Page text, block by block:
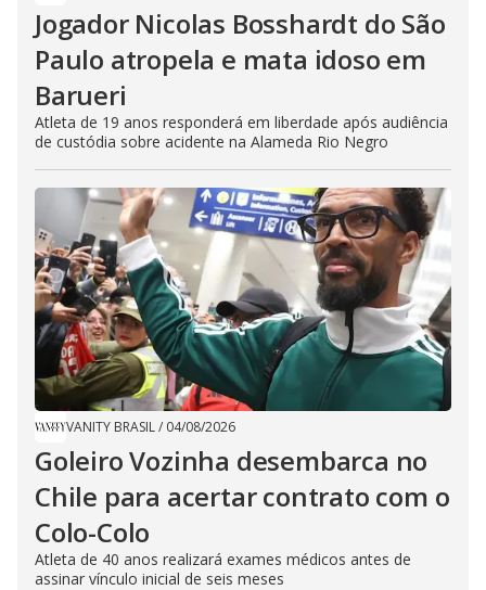
Jogador Nicolas Bosshardt do São
Paulo atropela e mata idoso em
Barueri
Atleta de 19 anos responderá em liberdade após audiência
de custódia sobre acidente na Alameda Rio Negro
VANITY BRASIL/ 04/08/2026
Goleiro Vozinha desembarca no
Chile para acertar contrato com o
Colo-Colo
Atleta de 40 anos realizará exames médicos antes de
assinar vínculo inicial de seis meses